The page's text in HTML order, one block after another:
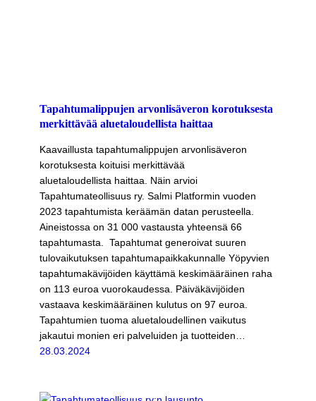
Tapahtumalippujen arvonlisäveron korotuksesta
merkittävää aluetaloudellista haittaa
Kaavaillusta tapahtumalippujen arvonlisäveron
korotuksesta koituisi merkittävää
aluetaloudellista haittaa. Näin arvioi
Tapahtumateollisuus ry. Salmi Platformin vuoden
2023 tapahtumista keräämän datan perusteella.
Aineistossa on 31 000 vastausta yhteensä 66
tapahtumasta. Tapahtumat generoivat suuren
tulovaikutuksen tapahtumapaikkakunnalle Yöpyvien
tapahtumakävijöiden käyttämä keskimääräinen raha
on 113 euroa vuorokaudessa. Päiväkävijöiden
vastaava keskimääräinen kulutus on 97 euroa.
Tapahtumien tuoma aluetaloudellinen vaikutus
jakautui monien eri palveluiden ja tuotteiden…
28.03.2024